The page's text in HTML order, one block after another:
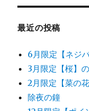
象:
最近の投稿
6月限定【ネジ
3月限定【桜】
2月限定【菜の
除夜の鐘